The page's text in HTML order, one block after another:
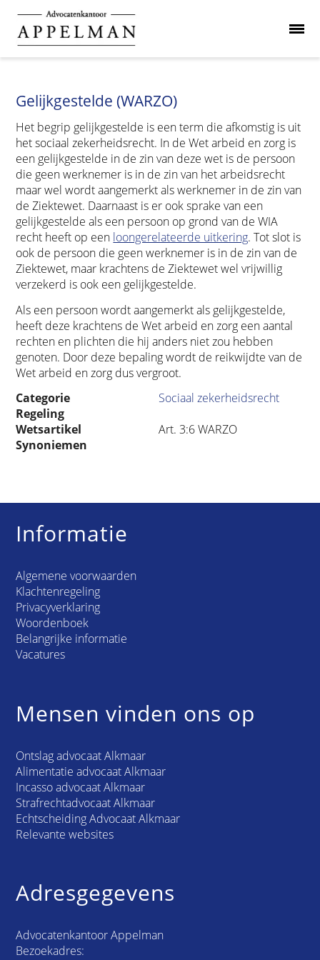
Gelijkgestelde (WARZO)
Het begrip gelijkgestelde is een term die afkomstig is uit
het sociaal zekerheidsrecht. In de Wet arbeid en zorg is
een gelijkgestelde in de zin van deze wet is de persoon
die geen werknemer is in de zin van het arbeidsrecht
maar wel wordt aangemerkt als werknemer in de zin van
de Ziektewet. Daarnaast is er ook sprake van een
gelijkgestelde als een persoon op grond van de WIA
recht heeft op een loongerelateerde uitkering. Tot slot is
ook de persoon die geen werknemer is in de zin van de
Ziektewet, maar krachtens de Ziektewet wel vrijwillig
verzekerd is ook een gelijkgestelde.
Als een persoon wordt aangemerkt als gelijkgestelde,
heeft deze krachtens de Wet arbeid en zorg een aantal
rechten en plichten die hij anders niet zou hebben
genoten. Door deze bepaling wordt de reikwijdte van de
Wet arbeid en zorg dus vergroot.
Categorie
Sociaal zekerheidsrecht
Regeling
Wetsartikel
Art. 3:6 WARZO
Synoniemen
Informatie
Algemene voorwaarden
Klachtenregeling
Privacyverklaring
Woordenboek
Belangrijke informatie
Vacatures
Mensen vinden ons op
Ontslag advocaat Alkmaar
Alimentatie advocaat Alkmaar
Incasso advocaat Alkmaar
Strafrechtadvocaat Alkmaar
Echtscheiding Advocaat Alkmaar
Relevante websites
Adresgegevens
Advocatenkantoor Appelman
Bezoekadres: